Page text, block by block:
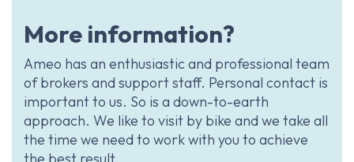
More information?
Ameo has an enthusiastic and professional team
of brokers and support staff. Personal contact is
important to us. So is a down-to-earth
approach. We like to visit by bike and we take all
the time we need to work with you to achieve